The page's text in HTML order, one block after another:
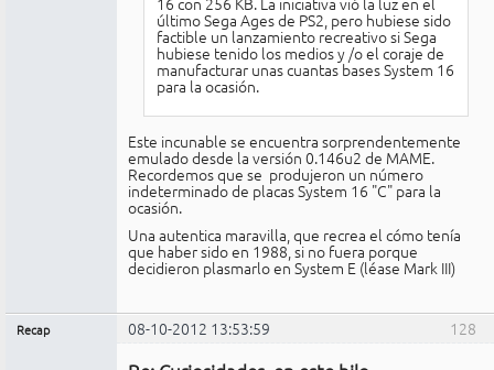
último Sega Ages de PS2, pero hubiese sido
factible un lanzamiento recreativo si Sega
hubiese tenido los medios y /o el coraje de
manufacturar unas cuantas bases System 16
para la ocasión.
Este incunable se encuentra sorprendentemente
emulado desde la versión 0.146u2 de MAME.
Recordemos que se produjeron un número
indeterminado de placas System 16 "C" para la
ocasión.
Una autentica maravilla, que recrea el cómo tenía
que haber sido en 1988, si no fuera porque
decidieron plasmarlo en System E (léase Mark III)
128
Recap 08-10-2012 13:53:59